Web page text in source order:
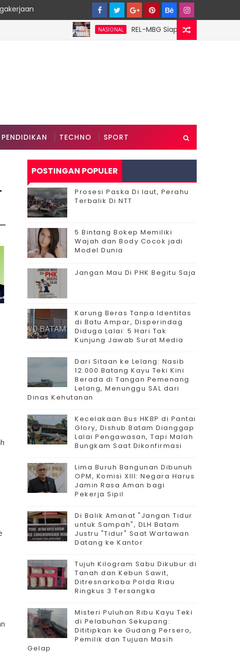
NASIONAL
‎REL-MBG Siapkan 6 Pilar Program
PENDIDIKAN TECHNO SPORT
POSTINGAN POPULER
Prosesi Paska Di laut, Perahu
Terbalik Di NTT
5 Bintang Bokep Memiliki
Wajah dan Body Cocok jadi
Model Dunia
Jangan Mau Di PHK Begitu Saja
Karung Beras Tanpa Identitas
di Batu Ampar, Disperindag
Diduga Lalai: 5 Hari Tak
Kunjung Jawab Surat Media
Dari Sitaan ke Lelang: Nasib
12.000 Batang Kayu Teki Kini
Berada di Tangan Pemenang
Lelang, Menunggu SAL dari
Dinas Kehutanan
Kecelakaan Bus HKBP di Pantai
Glory, Dishub Batam Dianggap
Lalai Pengawasan, Tapi Malah
Bungkam Saat Dikonfirmasi
Lima Buruh Bangunan Dibunuh
OPM, Komisi XIII: Negara Harus
Jamin Rasa Aman bagi
Pekerja Sipil
Di Balik Amanat "Jangan Tidur
untuk Sampah", DLH Batam
Justru "Tidur" Saat Wartawan
Datang ke Kantor
Tujuh Kilogram Sabu Dikubur di
Tanah dan Kebun Sawit,
Ditresnarkoba Polda Riau
Ringkus 3 Tersangka
Misteri Puluhan Ribu Kayu Teki
di Pelabuhan Sekupang:
Dititipkan ke Gudang Persero,
Pemilik dan Tujuan Masih
Gelap